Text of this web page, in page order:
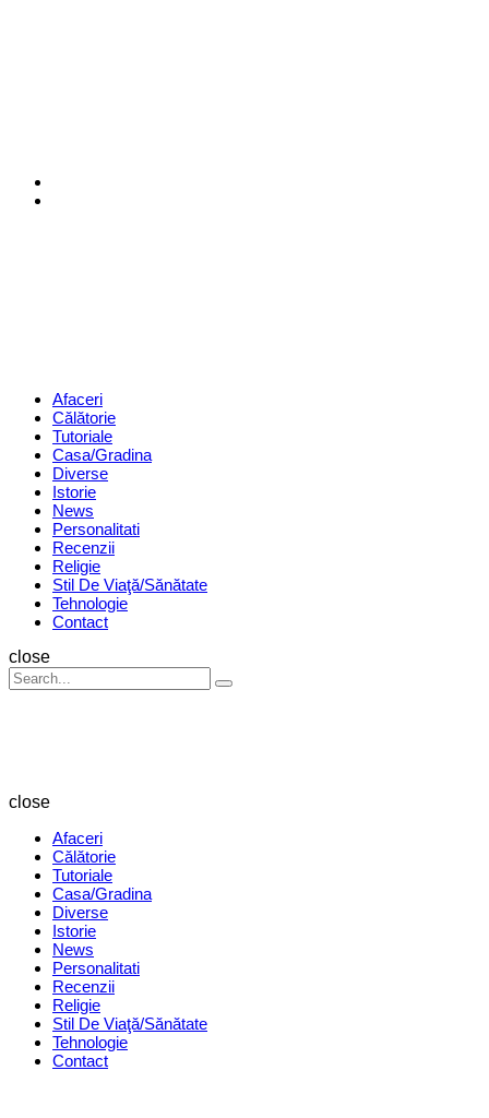
Menu Afaceri
Călătorie
Tutoriale
Casa/Gradina
Diverse
Istorie
News
Personalitati
Recenzii
Religie
Stil De Viaţă/Sănătate
Tehnologie
Contact
Search
close
Search
for:
Search
close
Afaceri
Călătorie
Tutoriale
Casa/Gradina
Diverse
Istorie
News
Personalitati
Recenzii
Religie
Stil De Viaţă/Sănătate
Tehnologie
Contact